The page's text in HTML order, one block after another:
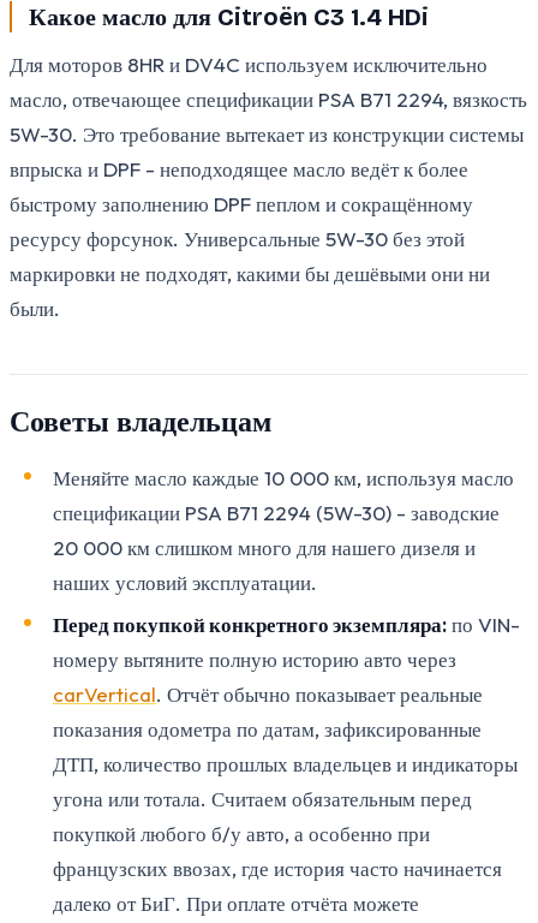
Какое масло для Citroën C3 1.4 HDi
Для моторов 8HR и DV4C используем исключительно
масло, отвечающее спецификации PSA B71 2294, вязкость
5W-30. Это требование вытекает из конструкции системы
впрыска и DPF - неподходящее масло ведёт к более
быстрому заполнению DPF пеплом и сокращённому
ресурсу форсунок. Универсальные 5W-30 без этой
маркировки не подходят, какими бы дешёвыми они ни
были.
Советы владельцам
Меняйте масло каждые 10 000 км, используя масло
спецификации PSA B71 2294 (5W-30) - заводские
20 000 км слишком много для нашего дизеля и
наших условий эксплуатации.
Перед покупкой конкретного экземпляра:по VIN-
номеру вытяните полную историю авто через
carVertical. Отчёт обычно показывает реальные
показания одометра по датам, зафиксированные
ДТП, количество прошлых владельцев и индикаторы
угона или тотала. Считаем обязательным перед
покупкой любого б/у авто, а особенно при
французских ввозах, где история часто начинается
далеко от БиГ. При оплате отчёта можете